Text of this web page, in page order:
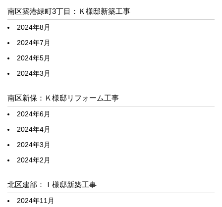
南区築港緑町3丁目：Ｋ様邸新築工事
2024年8月
2024年7月
2024年5月
2024年3月
南区新保：Ｋ様邸リフォーム工事
2024年6月
2024年4月
2024年3月
2024年2月
北区建部：Ｉ様邸新築工事
2024年11月